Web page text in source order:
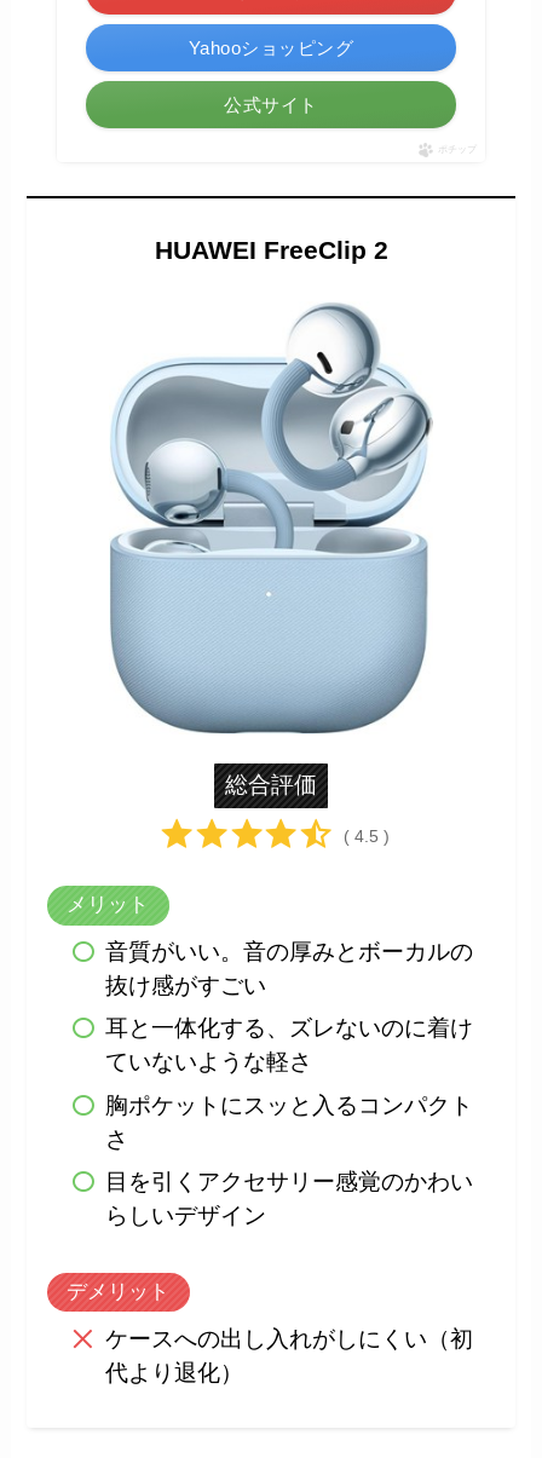
Yahooショッピング
公式サイト
ポチップ
HUAWEI FreeClip 2
総合評価
( 4.5 )
メリット
音質がいい。音の厚みとボーカルの
抜け感がすごい
耳と一体化する、ズレないのに着け
ていないような軽さ
胸ポケットにスッと入るコンパクト
さ
目を引くアクセサリー感覚のかわい
らしいデザイン
デメリット
ケースへの出し入れがしにくい（初
代より退化）